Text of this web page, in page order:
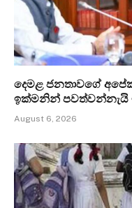
දෙමළ ජනතාවගේ
ඉක්මනින් පවත්වන්නැයි
August 6, 2026